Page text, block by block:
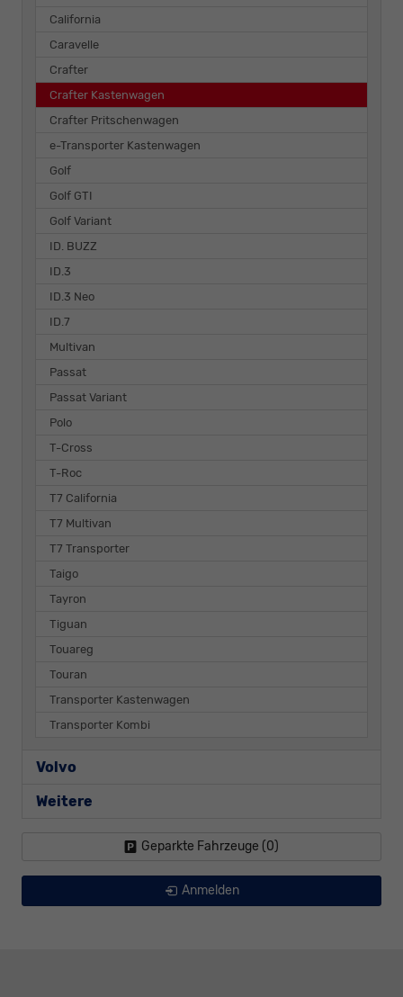
California
Caravelle
Crafter
Crafter Kastenwagen
Crafter Pritschenwagen
e-Transporter Kastenwagen
Golf
Golf GTI
Golf Variant
ID. BUZZ
ID.3
ID.3 Neo
ID.7
Multivan
Passat
Passat Variant
Polo
T-Cross
T-Roc
T7 California
T7 Multivan
T7 Transporter
Taigo
Tayron
Tiguan
Touareg
Touran
Transporter Kastenwagen
Transporter Kombi
Volvo
Weitere
Geparkte Fahrzeuge (0)
Anmelden